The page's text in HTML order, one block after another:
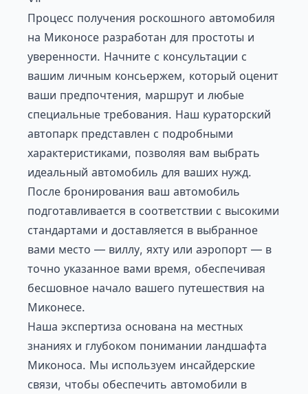
Процесс получения роскошного автомобиля
на Миконосе разработан для простоты и
уверенности. Начните с консультации с
вашим личным консьержем, который оценит
ваши предпочтения, маршрут и любые
специальные требования. Наш кураторский
автопарк представлен с подробными
характеристиками, позволяя вам выбрать
идеальный автомобиль для ваших нужд.
После бронирования ваш автомобиль
подготавливается в соответствии с высокими
стандартами и доставляется в выбранное
вами место — виллу, яхту или аэропорт — в
точно указанное вами время, обеспечивая
бесшовное начало вашего путешествия на
Миконесе.
Наша экспертиза основана на местных
знаниях и глубоком понимании ландшафта
Миконоса. Мы используем инсайдерские
связи, чтобы обеспечить автомобили в